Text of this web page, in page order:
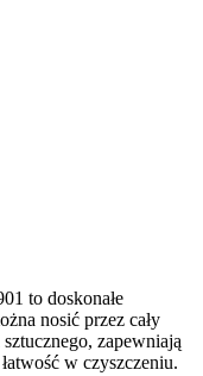
to doskonałe
nosić przez cały
zapewniają
w czyszczeniu.